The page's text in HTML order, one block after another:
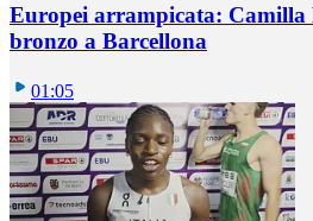
Europei arrampicata:
bronzo a Barcellona
01:05